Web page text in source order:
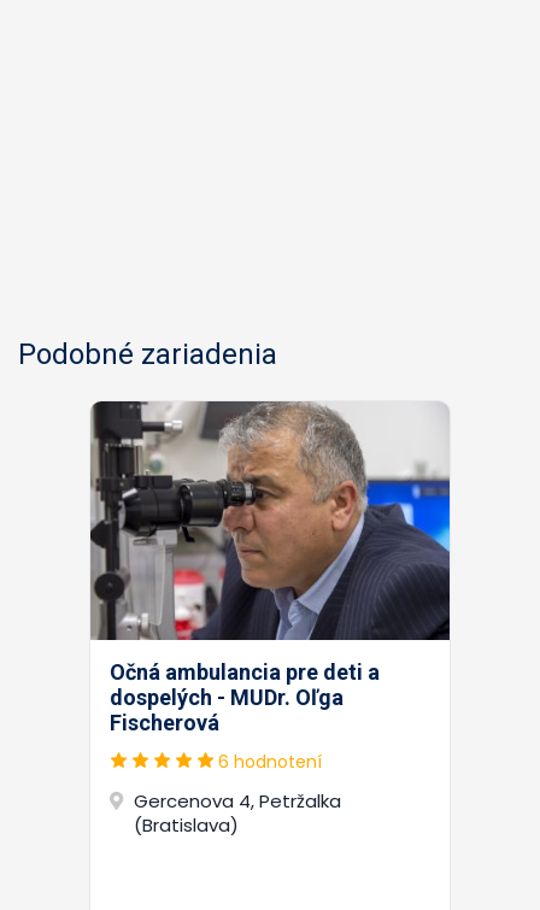
Podobné zariadenia
Očná ambulancia pre deti a
dospelých - MUDr. Oľga
Fischerová
6 hodnotení
Gercenova 4, Petržalka
(Bratislava)